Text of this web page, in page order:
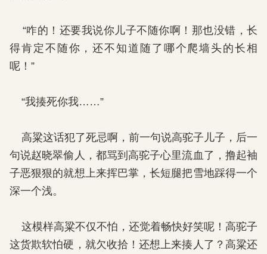
“咋的！还要我说你儿子不随你啊！那也没错，长
得肯定不随你，还不知道随了哪个爬墙头的长相
呢！”
“我揍死你我……”
高粱这话犯了死忌啊，前一句说高驼子儿子，后一
句说赵晓翠偷人，都骂到高驼子心里流血了，撸起袖
子恶狠狠的就想上来挥巴掌，长短腿把雪地踩得一个
深一个浅。
这模样高粱不仅不怕，还觉着畅快好笑呢！高驼子
这货欺软怕硬，就欠收拾！还想上来揍人了？高粱还